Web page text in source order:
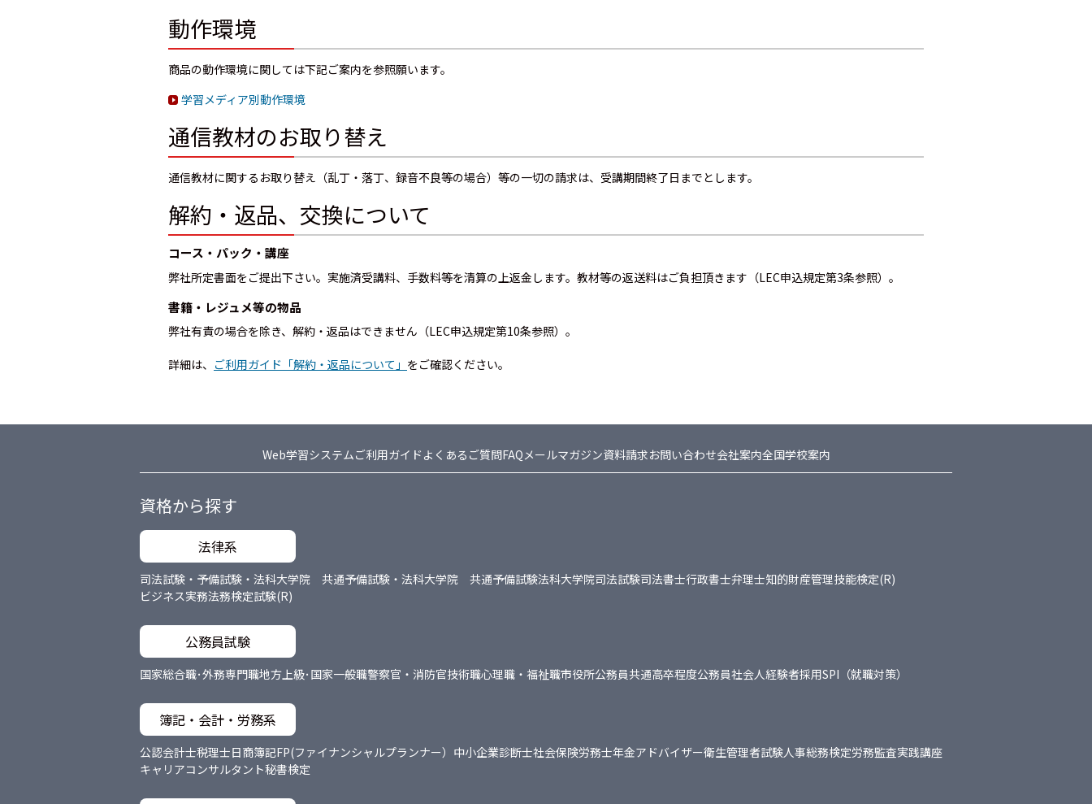
動作環境
商品の動作環境に関しては下記ご案内を参照願います。
学習メディア別動作環境
通信教材のお取り替え
通信教材に関するお取り替え（乱丁・落丁、録音不良等の場合）等の一切の請求は、受講期間終了日までとします。
解約・返品、交換について
コース・パック・講座
弊社所定書面をご提出下さい。実施済受講料、手数料等を清算の上返金します。教材等の返送料はご負担頂きます（LEC申込規定第3条参照）。
書籍・レジュメ等の物品
弊社有責の場合を除き、解約・返品はできません（LEC申込規定第10条参照）。
詳細は、 ご利用ガイド「解約・返品について」 をご確認ください。
Web学習システムご利用ガイド よくあるご質問FAQメールマガジン資料請求お問い合わせ会社案内全国学校案内
資格から探す
法律系
司法試験・予備試験・法科大学院 共通予備試験・法科大学院 共通予備試験法科大学院司法試験司法書士行政書士弁理士知的財産管理技能検定(R)
ビジネス実務法務検定試験(R)
公務員試験
国家総合職･外務専門職地方上級･国家一般職警察官・消防官技術職心理職・福祉職市役所公務員共通高卒程度公務員社会人経験者採用SPI（就職対策）
簿記・会計・労務系
公認会計士税理士日商簿記FP(ファイナンシャルプランナー） 中小企業診断士社会保険労務士年金アドバイザー衛生管理者試験人事総務検定労務監査実践講座
キャリアコンサルタント秘書検定